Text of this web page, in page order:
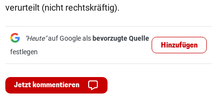
verurteilt (nicht rechtskräftig).
"Heute"auf Google als bevorzugte Quelle
festlegen
Hinzufügen
Jetzt kommentieren